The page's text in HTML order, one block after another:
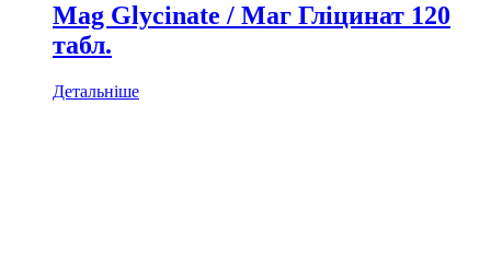
Mag Glycinate / Маг Гліцинат 120
табл.
Детальніше